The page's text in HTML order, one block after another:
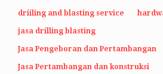
driiling and blasting service
jasa drilling blasting
Jasa Pengeboran dan Pertambangan
Jasa Pertambangan dan konstruksi